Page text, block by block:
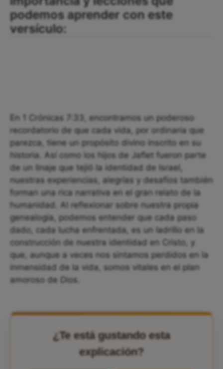
podemos aprender con este
versículo:
En 1 Crónicas 7:33, encontramos un poderoso
recordatorio de que cada vida, por ordinaria que
parezca, tiene un propósito divino inscrito en su
historia. Así como los hijos de Jaflet fueron parte
de un linaje que tejió la identidad de Israel,
nuestras experiencias, alegrías y desafíos también
forman una rica narrativa en el gran relato de la
humanidad. Al reflexionar sobre nuestra propia
genealogía, podemos entender que cada paso
dado, cada lucha enfrentada, es un ladrillo en la
construcción de nuestra identidad en Cristo, y
que, aunque a veces nos sintamos perdidos en la
inmensidad de la vida, somos vitales en el plan
amoroso de Dios.
¿Te está gustando esta
explicación?